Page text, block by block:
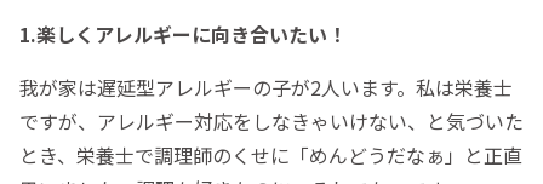
1.楽しくアレルギーに向き合いたい！
我が家は遅延型アレルギーの子が2人います。私は栄養士
ですが、アレルギー対応をしなきゃいけない、と気づいた
とき、栄養士で調理師のくせに「めんどうだなぁ」と正直